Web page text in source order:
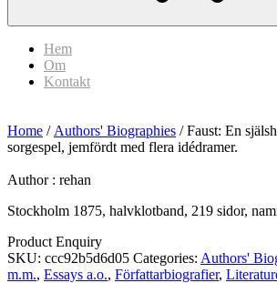
Hem
Om
Kontakt
Home / Authors' Biographies / Faust: En
sorgespel, jemfördt med flera idédramer.
Author : rehan
Stockholm 1875, halvklotband, 219 sidor,
Product Enquiry
SKU: ccc92b5d6d05 Categories: Authors'
m.m., Essays a.o., Författarbiografier,